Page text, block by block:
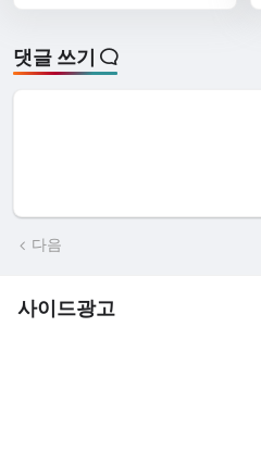
댓글 쓰기
다음
사이드광고